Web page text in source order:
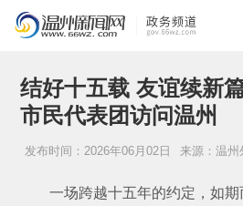
结好十五载 友谊续
市民代表团访问温州
发布时间：2026年06月02日 来源：温州
一场跨越十五年的约定，如